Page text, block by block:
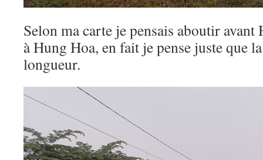
Selon ma carte je pensais aboutir avant
à Hung Hoa, en fait je pense juste que
longueur.